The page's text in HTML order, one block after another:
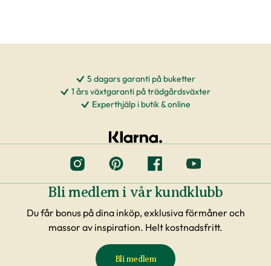
5 dagars garanti på buketter
1 års växtgaranti på trädgårdsväxter
Experthjälp i butik & online
Bli medlem i vår kundklubb
Du får bonus på dina inköp, exklusiva förmåner och
massor av inspiration. Helt kostnadsfritt.
Bli medlem